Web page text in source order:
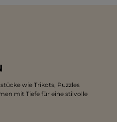
wie Trikots, Puzzles
mit Tiefe für eine stilvolle